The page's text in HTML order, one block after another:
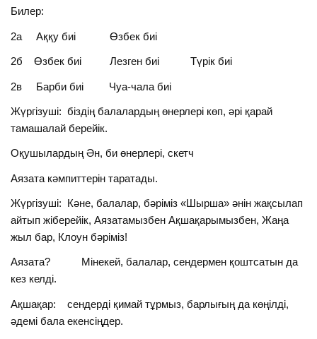
Билер:
2а Аққу биі Өзбек биі
2б Өзбек биі Лезген биі Түрік биі
2в Барби биі Чуа-чала биі
Жүргізуші: біздің балалардың өнерлері көп, әрі қарай
тамашалай берейік.
Оқушылардың Ән, би өнерлері, скетч
Аязата кәмпиттерін таратады.
Жүргізуші: Кәне, балалар, бәріміз «Шырша» әнін жақсылап
айтып жіберейік, Аязатамызбен Ақшақарымызбен, Жаңа
жыл бар, Клоун бәріміз!
Аязата? Мінекей, балалар, сендермен қоштсатын да
кез келді.
Ақшақар: сендерді қимай тұрмыз, барлығың да көңілді,
әдемі бала екенсіңдер.